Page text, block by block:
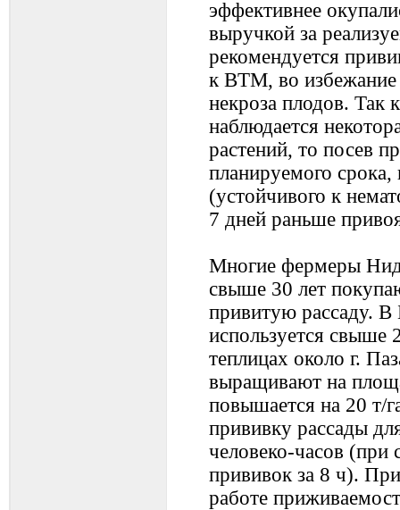
эффективнее
выручкой за
рекомендуется
к ВТМ, во избежание
некроза плодов. Так
наблюдается
растений, то посев
планируемого
(устойчивого к
7 дней раньше
Многие фермеры
свыше 30 лет
привитую рассаду. В
используется свыше
теплицах около г.
выращивают на
повышается на 20 т/
прививку рассады
человеко-часов (при
прививок за 8 ч).
работе